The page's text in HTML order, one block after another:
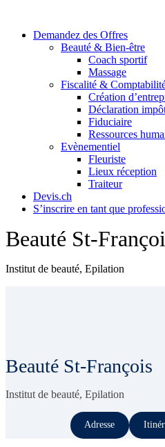
contentDemandez des Offres
Beauté & Bien-être
Coach sportif
Massage
Fiscalité &
Création
Déclaration
Fiduciaire
Ressources
Evènementiel
Fleuriste
Lieux réception
Traiteur
Devis.ch
S’inscrire en tant que
Beauté St-
Institut de beauté, Epilation
Beauté St-François
Institut de beauté, Epilation
Adresse